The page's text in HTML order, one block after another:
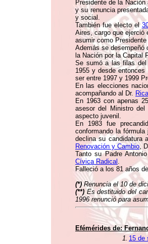
Presidente de la
y su renuncia
y social.
También fue electo el
Aires, cargo que ejerció
asumir como Presidente
Además se desempeñó
la Nación por la Capital
Se sumó a las filas del
1955 y desde
ser entre 1997 y 1999
En las elecciones
acompañando al Dr.
En 1963 con apenas
asesor del Ministro del
aspecto juvenil.
En 1983 fue
conformando la
declina su candidatura
Renovación y Cambio,
Tanto su Padre
Cívica Radical .
Falleció a los 81 años
(*)Renuncia el 10 de
(**)Es destituido del
1996 renunció para
Efémérides de:
1. 15 de